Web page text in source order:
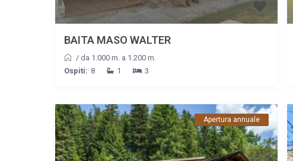
BAITA MASO WALTER
/ da 1.000 m. a 1.200 m.
Ospiti: 8 1 3
Apertura annuale